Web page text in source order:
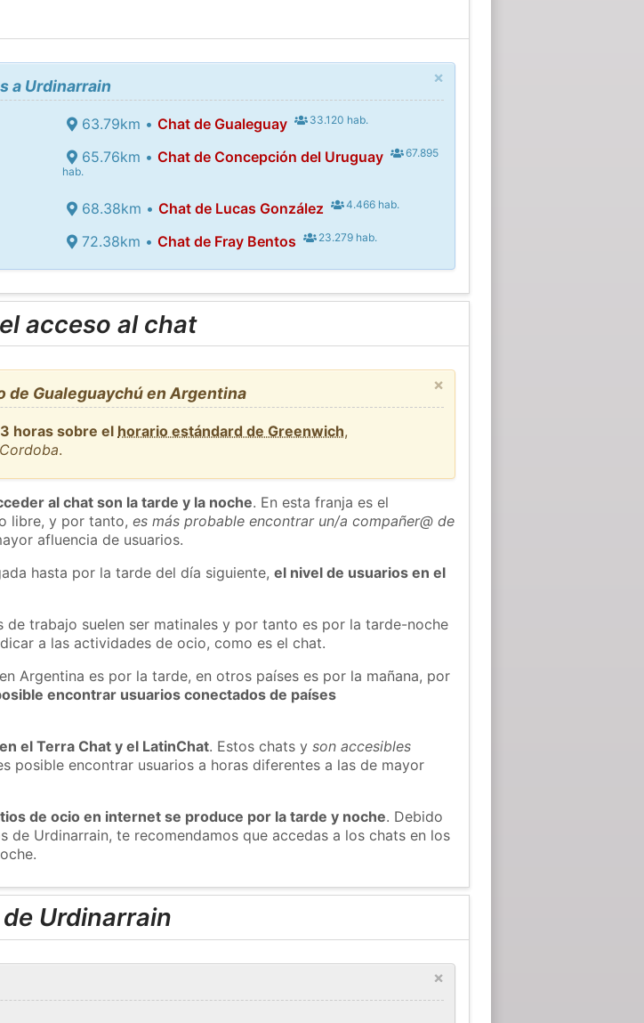
×
a Urdinarrain
63.79km •Chat de Gualeguay 33.120 hab.
65.76km •Chat de Concepción del Uruguay
67.895
hab.
68.38km •Chat de Lucas González 4.466 hab.
72.38km •Chat de Fray Bentos 23.279 hab.
acceso al chat
×
de Gualeguaychú en Argentina
horas sobre el horario estándard de Greenwich,
.
al chat son la tarde y la noche. En esta franja es el
libre, y por tanto,es más probable encontrar un/a compañer@ de
afluencia de usuarios.
hasta por la tarde del día siguiente,el nivel de usuarios en el
trabajo suelen ser matinales y por tanto es por la tarde-noche
a las actividades de ocio, como es el chat.
Argentina es por la tarde, en otros países es por la mañana, por
encontrar usuarios conectados de países
el Terra Chat y el LatinChat. Estos chats yson accesibles
posible encontrar usuarios a horas diferentes a las de mayor
de ocio en internet se produce por la tarde y noche. Debido
de Urdinarrain, te recomendamos que accedas a los chats en los
Urdinarrain
×